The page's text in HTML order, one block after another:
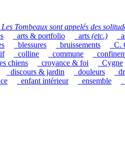
Les Tombeaux sont appelés des
_arts & portfolio _arts (etc.)
_blessures _bruissements
_colline _commune
chiens _croyance & foi _Cygne
_discours & jardin _douleurs
_enfant intérieur _ensemble